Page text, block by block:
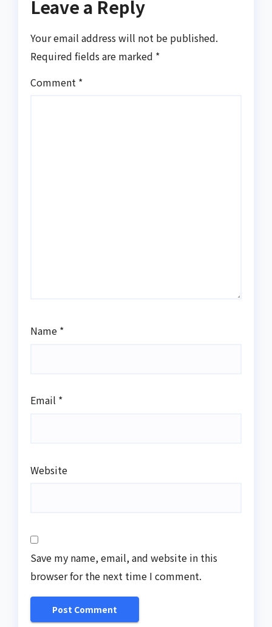
Leave a Reply
Your email address will not be published.
Required fields are marked *
Comment *
Name *
Email *
Website
Save my name, email, and website in this
browser for the next time I comment.